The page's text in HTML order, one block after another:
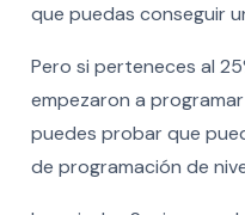
que puedas conseguir
Pero si perteneces al
empezaron a
puedes probar que
de programación de